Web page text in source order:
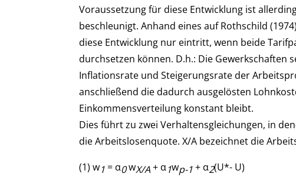
Voraussetzung für diese Entwicklung ist
beschleunigt. Anhand eines auf Rothschild
diese Entwicklung nur eintritt, wenn beide
durchsetzen können. D.h.: Die Gewerkschaften
Inflationsrate und Steigerungsrate der
anschließend die dadurch ausgelösten
Einkommensverteilung konstant bleibt.
Dies führt zu zwei Verhaltensgleichungen, in
die Arbeitslosenquote. X/A bezeichnet die
(1) w1= α0wX/A+ α1wp-1+ α2(U*- U)